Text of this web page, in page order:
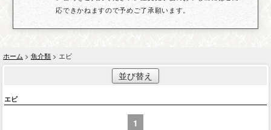
応できかねますので予めご了承願います。
ホーム > 魚介類 > エビ
並び替え
エビ
1